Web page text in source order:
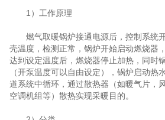
1）工作原理
燃气取暖锅炉接通电源后，控制系统
壳温度，检测正常，锅炉开始启动燃烧器
达到设定温度后，燃烧器停止加热，同时
（开泵温度可以自由设定），锅炉启动热
道系统中循环，通过散热器（如暖气片，
空调机组等）散热实现采暖目的。